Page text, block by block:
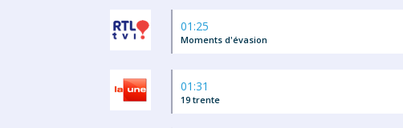
01:25
Moments d'évasion
01:31
19 trente